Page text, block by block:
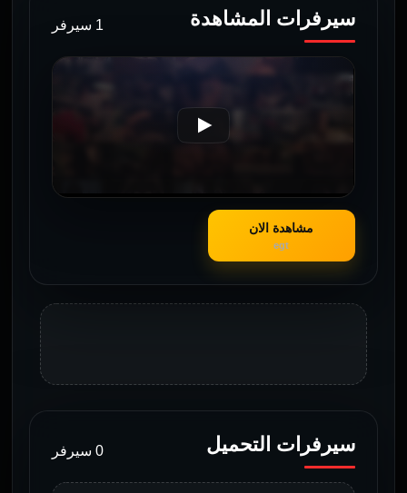
سيرفرات المشاهدة 1 سيرفر
مشاهدة الان
egt
سيرفرات التحميل 0 سيرفر